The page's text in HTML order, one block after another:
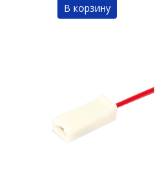
В корзину